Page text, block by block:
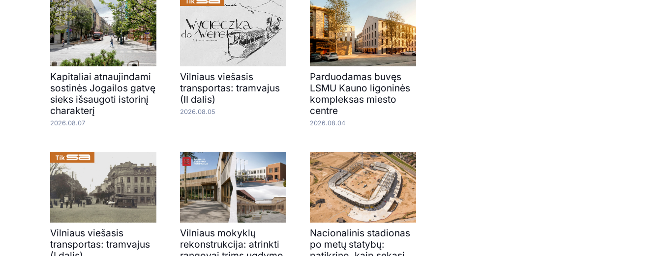
Kapitaliai atnaujindami
sostinės Jogailos gatvę
sieks išsaugoti istorinį
charakterį
2026.08.07
Vilniaus viešasis
transportas: tramvajus
(II dalis)
2026.08.05
Parduodamas buvęs
LSMU Kauno ligoninės
kompleksas miesto
centre
2026.08.04
Vilniaus viešasis
transportas: tramvajus
Vilniaus mokyklų
rekonstrukcija: atrinkti
Nacionalinis stadionas
po metų statybų: